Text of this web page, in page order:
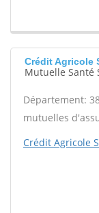
Crédit Agricole
Mutuelle Santé
Département:
mutuelles
Crédit Agricole